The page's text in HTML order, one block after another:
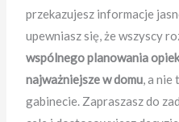
przekazujesz informacje
upewniasz się, że wszyscy
wspólnego planowania
najważniejsze w domu, a nie
gabinecie. Zapraszasz do